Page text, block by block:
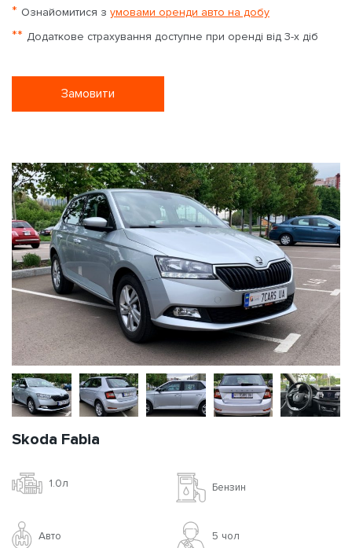
* Ознайомитися з умовами оренди авто на добу
** Додаткове страхування доступне при оренді від 3-х діб
Замовити
Skoda Fabia
1.0л Бензин
Авто 5 чoл